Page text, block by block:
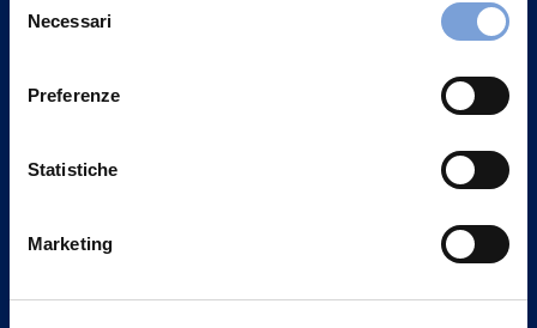
può trovare nel footer del sito nella sezione "Informativa
delNecessari
Preferenze
Statistiche
Marketing
Vittoria Assicurazioni S.p.A.